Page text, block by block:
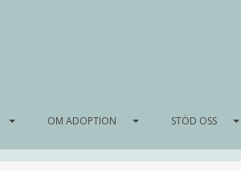
OM ADOPTION STÖD OSS